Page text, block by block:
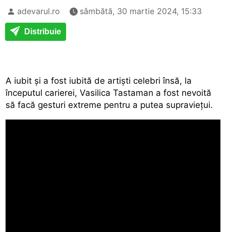
adevarul.ro sâmbătă, 30 martie 2024, 15:33
Distribuie
A iubit și a fost iubită de artiști celebri însă, la
începutul carierei, Vasilica Tastaman a fost nevoită
să facă gesturi extreme pentru a putea supraviețui.